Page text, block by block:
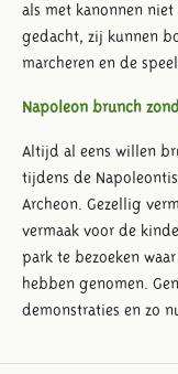
als met kanonnen
gedacht, zij kunnen
marcheren en de
Napoleon brunch
Altijd al eens willen
tijdens de
Archeon. Gezellig
vermaak voor de
park te bezoeken
hebben genomen.
demonstraties en zo